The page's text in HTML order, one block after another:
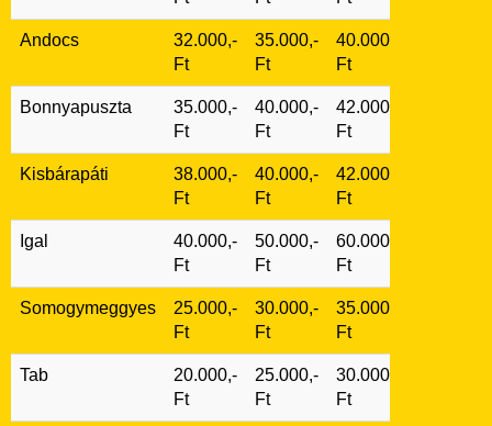
Andocs
32.000,-
Ft
35.000,-
Ft
40.000,-
Ft
Bonnyapuszta
35.000,-
Ft
40.000,-
Ft
42.000,-
Ft
Kisbárapáti
38.000,-
Ft
40.000,-
Ft
42.000,-
Ft
Igal
40.000,-
Ft
50.000,-
Ft
60.000,-
Ft
Somogymeggyes
25.000,-
Ft
30.000,-
Ft
35.000,-
Ft
Tab
20.000,-
Ft
25.000,-
Ft
30.000,-
Ft